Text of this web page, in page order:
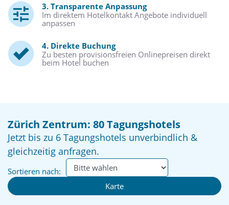
3. Transparente Anpassung
Im direktem Hotelkontakt Angebote individuell
anpassen
4. Direkte Buchung
Zu besten provisionsfreien Onlinepreisen direkt
beim Hotel buchen
Zürich Zentrum: 80 Tagungshotels
Jetzt bis zu 6 Tagungshotels unverbindlich &
gleichzeitig anfragen.
Sortieren nach:
Karte